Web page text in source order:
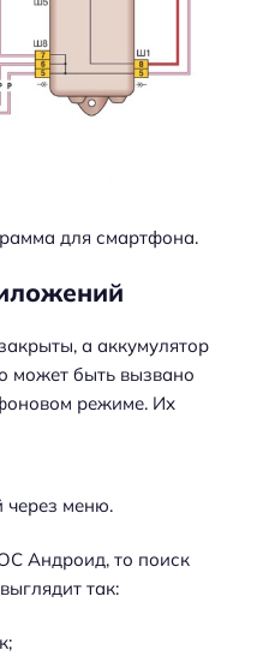
для смартфона.
а аккумулятор
может быть вызвано
режиме. Их
меню.
Андроид, то поиск
так: